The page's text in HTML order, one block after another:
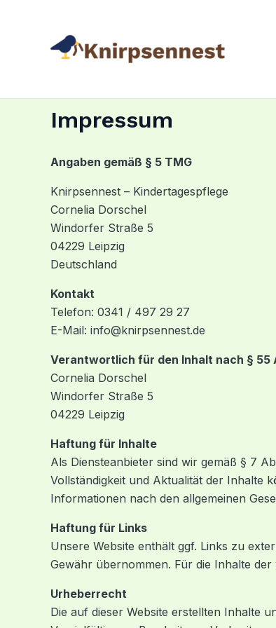
Impressum
Angaben gemäß § 5 TMG
Knirpsennest – Kindertagespflege
Cornelia Dorschel
Windorfer Straße 5
04229 Leipzig
Deutschland
Kontakt
Telefon: 0341 / 497 29 27
E-Mail: info@knirpsennest.de
Verantwortlich für den Inhalt nach § 55
Cornelia Dorschel
Windorfer Straße 5
04229 Leipzig
Haftung für Inhalte
Als Diensteanbieter sind wir gemäß § 7
Vollständigkeit und Aktualität der Inhalte
Informationen nach den allgemeinen
Haftung für Links
Unsere Website enthält ggf. Links zu
Gewähr übernommen. Für die Inhalte
Urheberrecht
Die auf dieser Website erstellten Inhalte